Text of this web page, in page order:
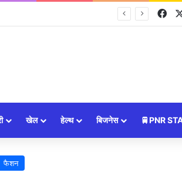
12 राशियों का भविष्यफल
खेल हेल्थ बिजनेस 🚆PNR
फैशन